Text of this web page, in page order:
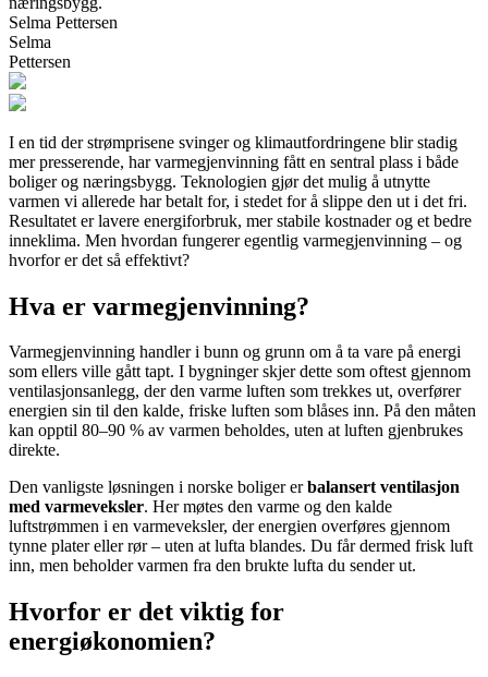
Selma Pettersen
Selma
Pettersen
I en tid der strømprisene svinger og klimautfordringene blir stadig
mer presserende, har varmegjenvinning fått en sentral plass i både
boliger og næringsbygg. Teknologien gjør det mulig å utnytte
varmen vi allerede har betalt for, i stedet for å slippe den ut i det fri.
Resultatet er lavere energiforbruk, mer stabile kostnader og et bedre
inneklima. Men hvordan fungerer egentlig varmegjenvinning – og
hvorfor er det så effektivt?
Hva er varmegjenvinning?
Varmegjenvinning handler i bunn og grunn om å ta vare på energi
som ellers ville gått tapt. I bygninger skjer dette som oftest gjennom
ventilasjonsanlegg, der den varme luften som trekkes ut, overfører
energien sin til den kalde, friske luften som blåses inn. På den måten
kan opptil 80–90 % av varmen beholdes, uten at luften gjenbrukes
direkte.
Den vanligste løsningen i norske boliger erbalansert ventilasjon
med varmeveksler. Her møtes den varme og den kalde
luftstrømmen i en varmeveksler, der energien overføres gjennom
tynne plater eller rør – uten at lufta blandes. Du får dermed frisk luft
inn, men beholder varmen fra den brukte lufta du sender ut.
Hvorfor er det viktig for
energiøkonomien?